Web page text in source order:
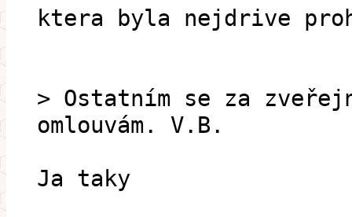
ktera byla nejdrive
> Ostatním se za
omlouvám. V.B.
Ja taky